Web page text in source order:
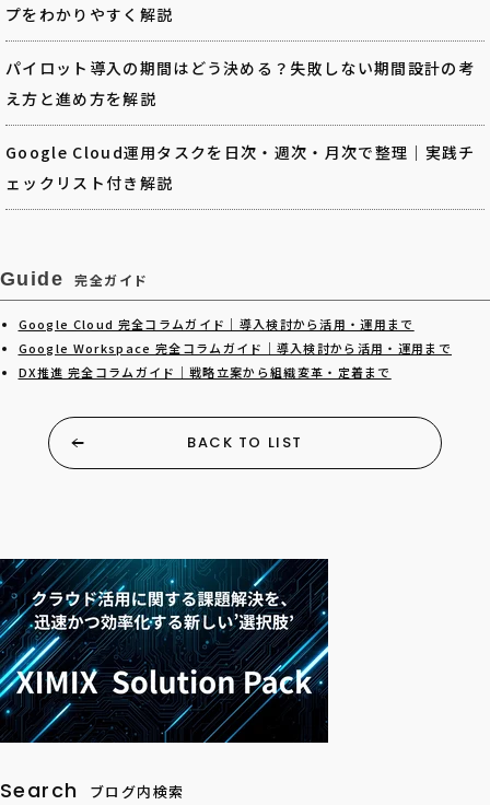
プをわかりやすく解説
パイロット導入の期間はどう決める？失敗しない期間設計の考
え方と進め方を解説
Google Cloud運用タスクを日次・週次・月次で整理｜実践チ
ェックリスト付き解説
Guide 完全ガイド
Google Cloud 完全コラムガイド｜導入検討から活用・運用まで
Google Workspace 完全コラムガイド｜導入検討から活用・運用まで
DX推進 完全コラムガイド｜戦略立案から組織変革・定着まで
BACK TO LIST
Search ブログ内検索